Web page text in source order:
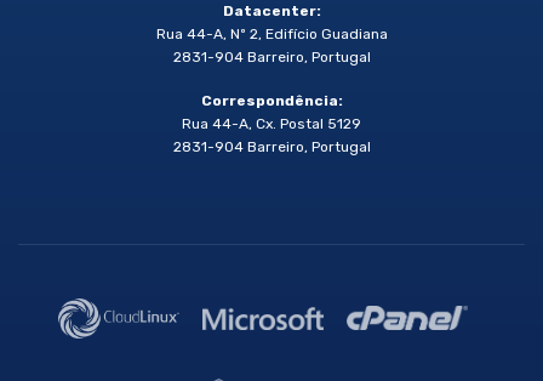
Datacenter:
Rua 44-A, Nº 2, Edifício Guadiana
2831-904 Barreiro, Portugal
Correspondência:
Rua 44-A, Cx. Postal 5129
2831-904 Barreiro, Portugal